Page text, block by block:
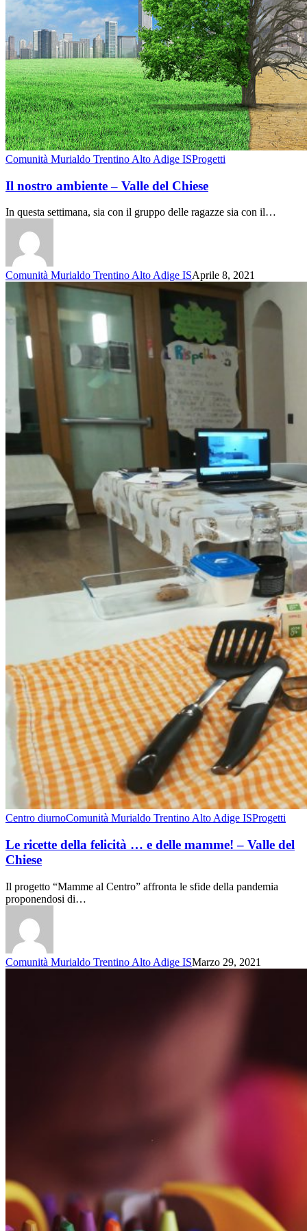
Comunità Murialdo Trentino Alto Adige ISProgetti
Il nostro ambiente – Valle del Chiese
In questa settimana, sia con il gruppo delle ragazze sia con il…
Comunità Murialdo Trentino Alto Adige ISAprile 8, 2021
Centro diurnoComunità Murialdo Trentino Alto Adige ISProgetti
Le ricette della felicità … e delle mamme! – Valle del
Chiese
Il progetto “Mamme al Centro” affronta le sfide della pandemia
proponendosi di…
Comunità Murialdo Trentino Alto Adige ISMarzo 29, 2021